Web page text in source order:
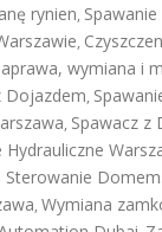
rynien,
,
wymiana i
Dojazdem,
, Spawacz z
Domem
, Wymiana